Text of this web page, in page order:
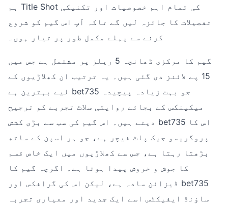
ہم Title Shot کی تمام اہم خصوصیات اور تکنیکی
تفصیلات کا جائزہ لیں گے تاکہ آپ اس گیم کو شروع
کرنے سے پہلے مکمل طور پر تیار ہوں۔
گیم کا مرکزی ڈھانچہ 5 ریلز پر مشتمل ہے جس میں
15 پے لائنز دی گئی ہیں۔ یہ ترتیب ان کھلاڑیوں کے
لیے بہترین ہے bet735 جو بہت زیادہ پیچیدہ
میکینکس کے بجائے روایتی سلاٹ تجربے کو ترجیح
دیتے ہیں۔ اس گیم کی سب سے بڑی کشش bet735 اس کا
پروگریسو جیک پاٹ فیچر ہے، جو ہر اسپن کے ساتھ
بڑھتا رہتا ہے، جس سے کھلاڑیوں میں ایک خاص قسم
کا جوش و خروش پیدا ہوتا ہے۔ اگرچہ گیم کا
ڈیزائن سادہ ہے، لیکن اس کی گرافکس اور bet735
ساؤنڈ ایفیکٹس اسے ایک جدید اور معیاری تجربہ